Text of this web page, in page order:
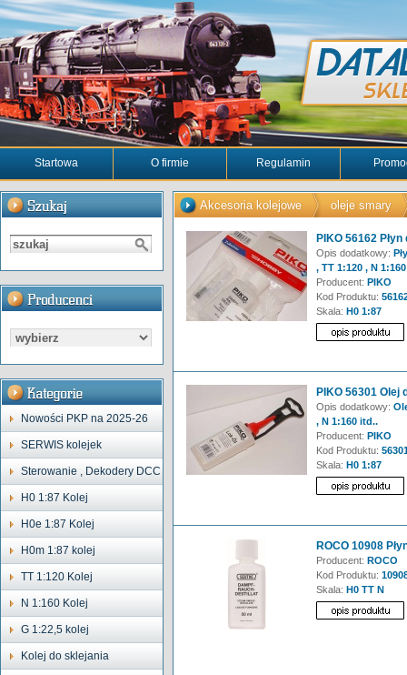
Startowa O firmie Regulamin
Nowości PKP na 2025-26
SERWIS kolejek
Sterowanie , Dekodery DCC
H0 1:87 Kolej
H0e 1:87 Kolej
H0m 1:87 kolej
TT 1:120 Kolej
N 1:160 Kolej
G 1:22,5 kolej
Kolej do sklejania
Akcesoria kolejowe oleje smary
PIKO 56162
Opis dodatkowy:
, TT 1:120 , N
Producent: PIKO
Kod Produktu:
Skala: H0 1:87
PIKO 56301 Olej
Opis dodatkowy:
, N 1:160 itd..
Producent: PIKO
Kod Produktu:
Skala: H0 1:87
ROCO 10908
Producent: ROCO
Kod Produktu:
Skala: H0 TT N